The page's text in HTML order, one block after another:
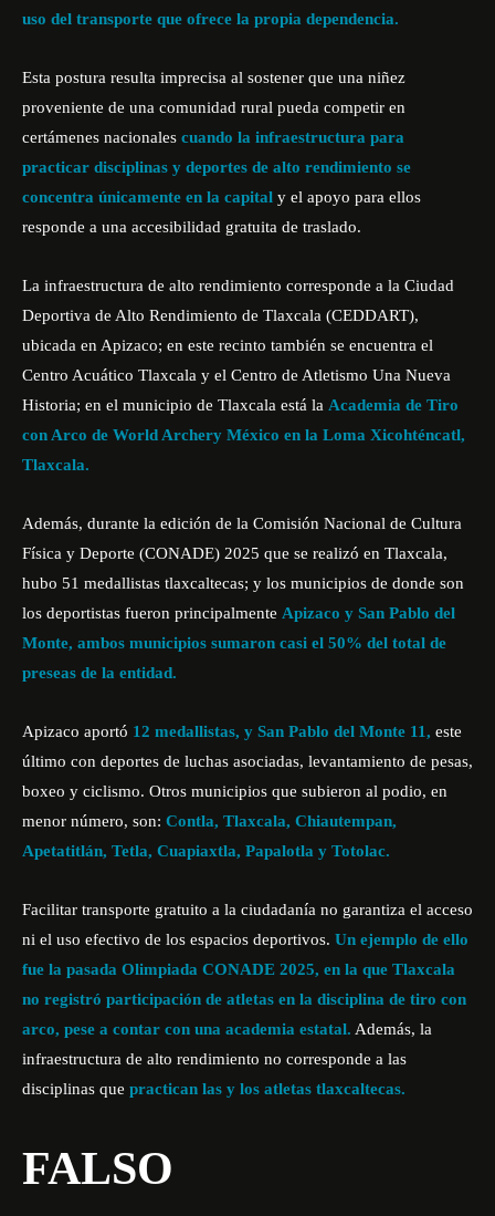
uso del transporte que ofrece la propia dependencia.
Esta postura resulta imprecisa al sostener que una niñez
proveniente de una comunidad rural pueda competir en
certámenes nacionales cuando la infraestructura para
practicar disciplinas y deportes de alto rendimiento se
concentra únicamente en la capital y el apoyo para ellos
responde a una accesibilidad gratuita de traslado.
La infraestructura de alto rendimiento corresponde a la Ciudad
Deportiva de Alto Rendimiento de Tlaxcala (CEDDART),
ubicada en Apizaco; en este recinto también se encuentra el
Centro Acuático Tlaxcala y el Centro de Atletismo Una Nueva
Historia; en el municipio de Tlaxcala está la Academia de Tiro
con Arco de World Archery México en la Loma Xicohténcatl,
Tlaxcala.
Además, durante la edición de la Comisión Nacional de Cultura
Física y Deporte (CONADE) 2025 que se realizó en Tlaxcala,
hubo 51 medallistas tlaxcaltecas; y los municipios de donde son
los deportistas fueron principalmente Apizaco y San Pablo del
Monte, ambos municipios sumaron casi el 50% del total de
preseas de la entidad.
Apizaco aportó 12 medallistas, y San Pablo del Monte 11, este
último con deportes de luchas asociadas, levantamiento de pesas,
boxeo y ciclismo. Otros municipios que subieron al podio, en
menor número, son: Contla, Tlaxcala, Chiautempan,
Apetatitlán, Tetla, Cuapiaxtla, Papalotla y Totolac.
Facilitar transporte gratuito a la ciudadanía no garantiza el acceso
ni el uso efectivo de los espacios deportivos. Un ejemplo de ello
fue la pasada Olimpiada CONADE 2025, en la que Tlaxcala
no registró participación de atletas en la disciplina de tiro con
arco, pese a contar con una academia estatal. Además, la
infraestructura de alto rendimiento no corresponde a las
disciplinas que practican las y los atletas tlaxcaltecas.
FALSO